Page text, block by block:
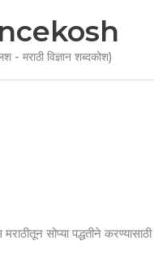
- मराठी विज्ञान शब्दकोश)
सोप्या पद्धतीने करण्यासाठी